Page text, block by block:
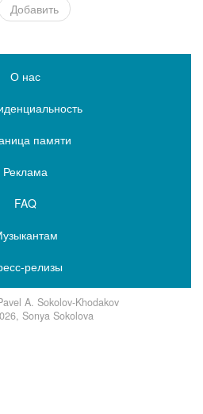
Добавить
О нас
памяти
Реклама
FAQ
релизы
A. Sokolov-Khodakov
Sonya Sokolova